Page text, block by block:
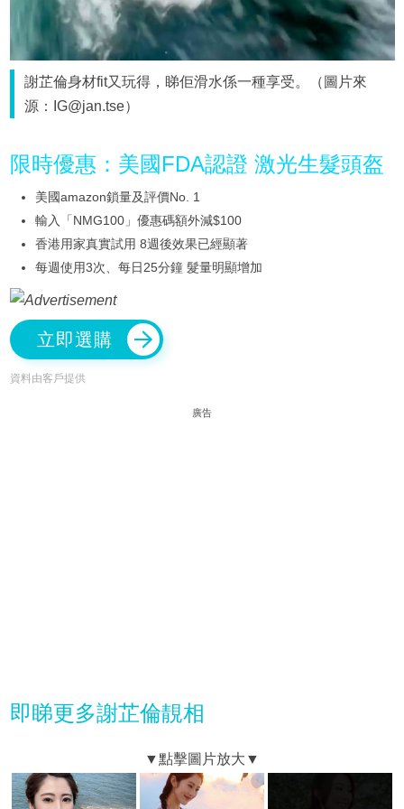
謝芷倫身材fit又玩得，睇佢滑水係一種享受。（圖片來
源：IG@jan.tse）
限時優惠：美國FDA認證 激光生髮頭盔
美國amazon鎖量及評價No. 1
輸入「NMG100」優惠碼額外減$100
香港用家真實試用 8週後效果已經顯著
每週使用3次、每日25分鐘 髮量明顯增加
立即選購
資料由客戶提供
廣告
即睇更多謝芷倫靚相